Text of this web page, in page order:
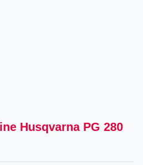
Husqvarna PG 280